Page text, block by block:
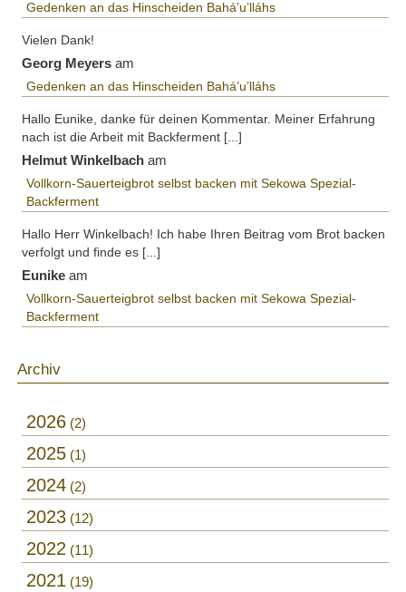
Gedenken an das Hinscheiden Bahá’u’lláhs
Vielen Dank!
Georg Meyers am
Gedenken an das Hinscheiden Bahá’u’lláhs
Hallo Eunike, danke für deinen Kommentar. Meiner Erfahrung
nach ist die Arbeit mit Backferment [...]
Helmut Winkelbach am
Vollkorn-Sauerteigbrot selbst backen mit Sekowa Spezial-
Backferment
Hallo Herr Winkelbach! Ich habe Ihren Beitrag vom Brot backen
verfolgt und finde es [...]
Eunike am
Vollkorn-Sauerteigbrot selbst backen mit Sekowa Spezial-
Backferment
Archiv
2026 2
2025 1
2024 2
2023 12
2022 11
2021 19